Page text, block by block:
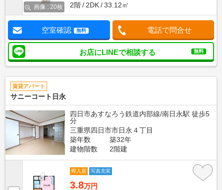
画像 : 20枚
2階
2DK 33.12㎡
空室確認 無料 電話で問合せ
お店にLINEで相談する 無料
賃貸アパート
サニーコート日永
四日市あすなろう鉄道内部線/南日永駅 徒歩5
分
三重県四日市市日永４丁目
築年数
築32年
建物階数
2階建
即入居 写真充実
3.8万円